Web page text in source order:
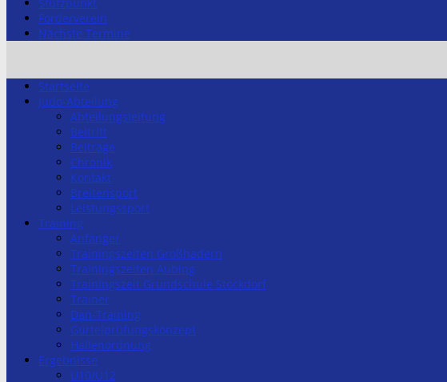
Förderverein
Nächste Termine
Startseite
Judo-Abteilung
Abteilungsleitung
Beitritt
Beiträge
Chronik
Kontakt
Breitensport
Leistungssport
Training
Anfänger
Trainingszeiten Großhadern
Trainingszeiten Aubing
Trainingszeit Grundschule Stockdorf
Trainer
Dan-Training
Gürtelprüfungskonzept
Hallenordnung
Ergebnisse
U10/U12